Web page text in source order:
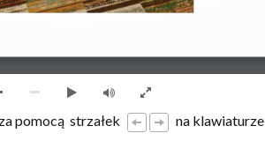
pomocą strzałek na klawiaturze